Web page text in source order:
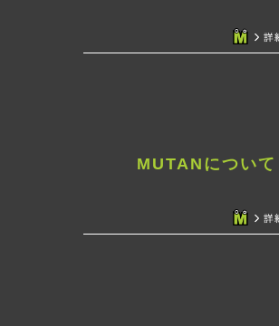
MUTANについて